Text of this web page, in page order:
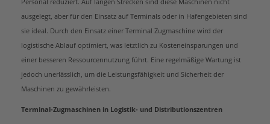
Personal reduziert. Auf langen Strecken sind diese Maschinen nicht
ausgelegt, aber für den Einsatz auf Terminals oder in Hafengebieten sind
sie ideal. Durch den Einsatz einer Terminal Zugmaschine wird der
logistische Ablauf optimiert, was letztlich zu Kosteneinsparungen und
einer besseren Ressourcennutzung führt. Eine regelmäßige Wartung ist
jedoch unerlässlich, um die Leistungsfähigkeit und Sicherheit der
Maschinen zu gewährleisten.
Terminal-Zugmaschinen in Logistik- und Distributionszentren